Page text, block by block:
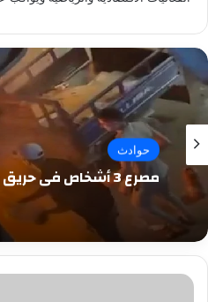
حوادث
مصرع 3 أشخاص في حريق مخبز بمنطقة شبرا
مرتضى